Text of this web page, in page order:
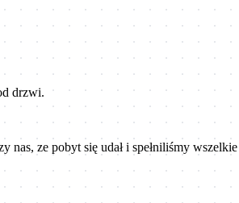
drzwi.
nas, ze pobyt się udał i spełniliśmy